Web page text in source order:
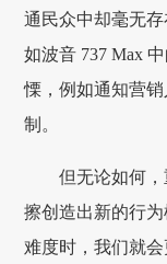
通民众中却毫无
如波音 737 Max
慄，例如通知营
制。
但无论如何
擦创造出新的行
难度时，我们就